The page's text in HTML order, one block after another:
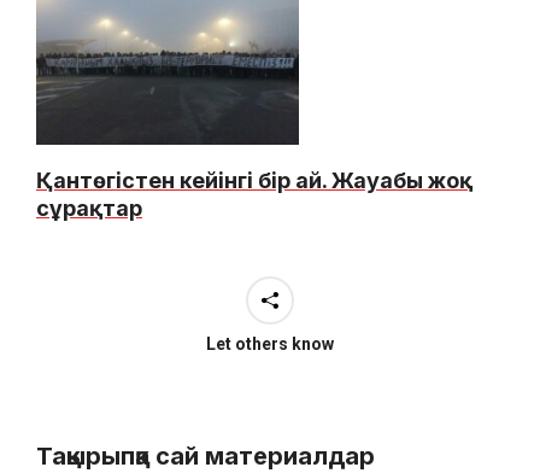
Қантөгістен кейінгі бір ай. Жауабы жоқ
сұрақтар
Let others know
Тақырыпқа сай материалдар